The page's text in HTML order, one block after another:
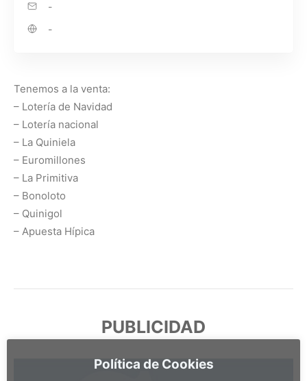
-
-
Tenemos a la venta:
– Lotería de Navidad
– Lotería nacional
– La Quiniela
– Euromillones
– La Primitiva
– Bonoloto
– Quinigol
– Apuesta Hípica
PUBLICIDAD
Política de Cookies